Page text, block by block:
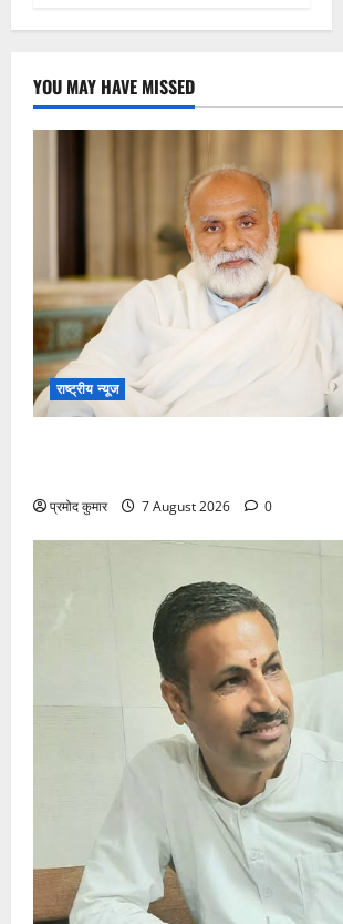
YOU MAY HAVE MISSED
राष्ट्रीय न्यूज
प्रमोद कुमार 7 August 2026 0